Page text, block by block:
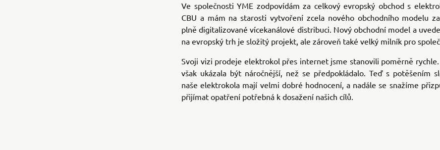
Ve společnosti YME zodpovídám za celkový evropský obchod s
CBU a mám na starosti vytvoření zcela nového obchodního modelu
plně digitalizované vícekanálové distribuci. Nový obchodní model a
na evropský trh je složitý projekt, ale zároveň také velký milník pro
Svoji vizi prodeje elektrokol přes internet jsme stanovili poměrně rychle.
však ukázala být náročnější, než se předpokládalo. Teď s potěšením
naše elektrokola mají velmi dobré hodnocení, a nadále se snažíme
přijímat opatření potřebná k dosažení našich cílů.